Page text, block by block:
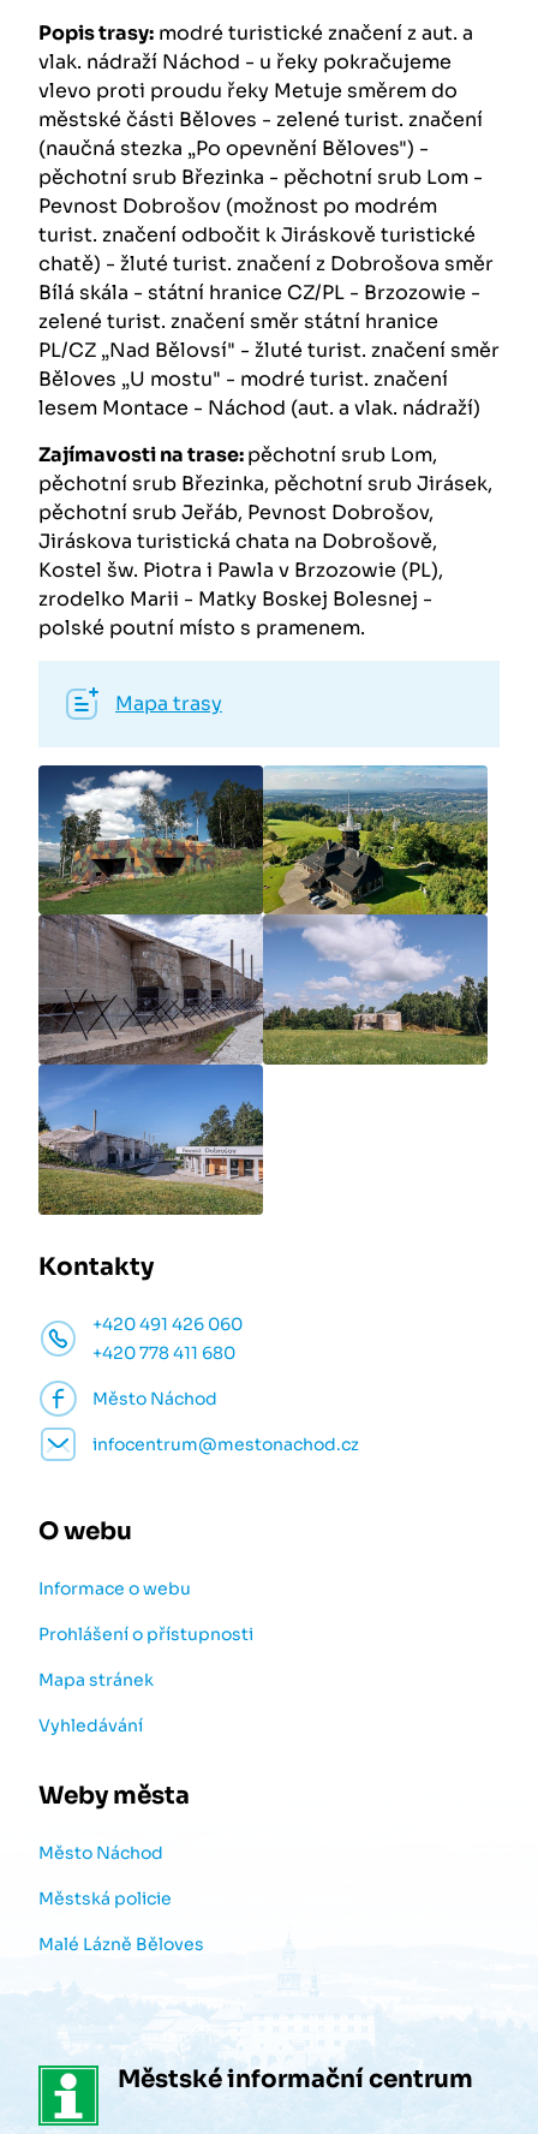
Popis trasy: modré turistické značení z aut. a
vlak. nádraží Náchod - u řeky pokračujeme
vlevo proti proudu řeky Metuje směrem do
městské části Běloves - zelené turist. značení
(naučná stezka „Po opevnění Běloves") -
pěchotní srub Březinka - pěchotní srub Lom -
Pevnost Dobrošov (možnost po modrém
turist. značení odbočit k Jiráskově turistické
chatě) - žluté turist. značení z Dobrošova směr
Bílá skála - státní hranice CZ/PL - Brzozowie -
zelené turist. značení směr státní hranice
PL/CZ „Nad Bělovsí" - žluté turist. značení směr
Běloves „U mostu" - modré turist. značení
lesem Montace - Náchod (aut. a vlak. nádraží)
Zajímavosti na trase:pěchotní srub Lom,
pěchotní srub Březinka, pěchotní srub Jirásek,
pěchotní srub Jeřáb, Pevnost Dobrošov,
Jiráskova turistická chata na Dobrošově,
Kostel šw. Piotra i Pawla v Brzozowie (PL),
zrodelko Marii - Matky Boskej Bolesnej -
polské poutní místo s pramenem.
Mapa trasy
Kontakty
+420 491 426 060
+420 778 411 680
Město Náchod
infocentrum@mestonachod.cz
O webu
Informace o webu
Prohlášení o přístupnosti
Mapa stránek
Vyhledávání
Weby města
Město Náchod
Městská policie
Malé Lázně Běloves
Městské informační centrum